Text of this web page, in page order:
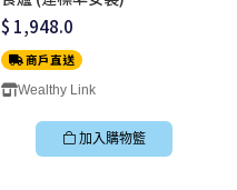
$ 1,948.0
商戶直送
Wealthy Link
加入購物籃